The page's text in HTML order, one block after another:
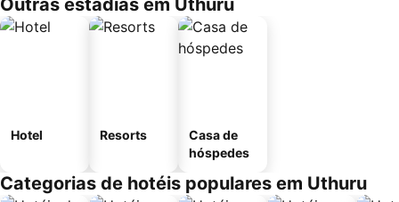
Outras estadias em Uthuru
Hotel Resorts
Casa de
hóspedes
Categorias de hotéis populares em Uthuru